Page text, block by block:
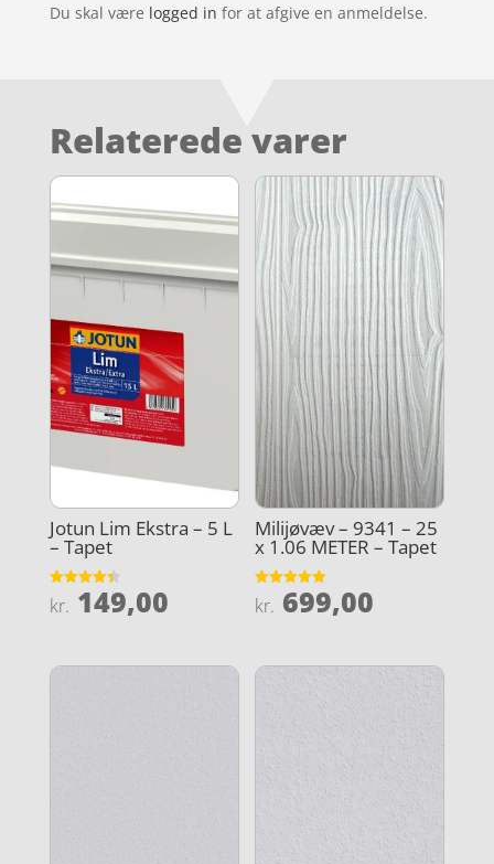
Du skal være logged in for at afgive en anmeldelse.
Relaterede varer
Jotun Lim Ekstra – 5 L
– Tapet
Vurderet
4.4
kr. 149,00
Milijøvæv – 9341 – 25
x 1.06 METER – Tapet
Vurderet
4.9
kr. 699,00